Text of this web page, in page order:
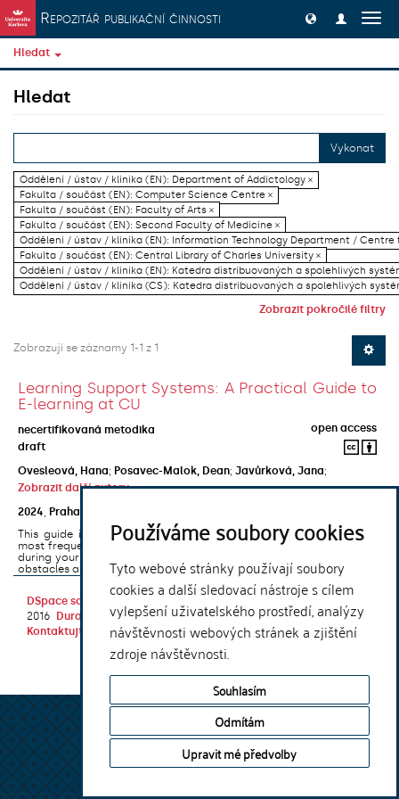
Používáme soubory cookies
Tyto webové stránky používají soubory
cookies a další sledovací nástroje s cílem
vylepšení uživatelského prostředí, analýzy
návštěvnosti webových stránek a zjištění
zdroje návštěvnosti.
Souhlasím
Odmítám
Upravit mé předvolby
Přeskočit na obsah
Repozitář publikační činnosti
Hledat
Hledat
Vykonat
Oddělení / ústav / klinika (EN): Department of Addictology ×
Fakulta / součást (EN): Computer Science Centre ×
Fakulta / součást (EN): Faculty of Arts ×
Fakulta / součást (EN): Second Faculty of Medicine ×
Oddělení / ústav / klinika (EN): Information Technology Department / Centre
Fakulta / součást (EN): Central Library of Charles University ×
Oddělení / ústav / klinika (EN): Katedra distribuovaných a spolehlivých
Oddělení / ústav / klinika (CS): Katedra distribuovaných a spolehlivých
Zobrazit pokročilé filtry
Zobrazují se záznamy 1-1 z 1
Learning Support Systems: A Practical Guide to
E-learning at CU
necertifikovaná metodika
open access
draft
Ovesleová, Hana; Posavec-Malok, Dean; Javůrková, Jana;
Zobrazit další autory
2024
Praha
This guide introduces the e-learning support tools that are used
most frequently at Charles University and that you may encounter
during your studies. It will also help you to avoid the most common
obstacles associated ...
DSpace software
2016
DuraSpace
Kontaktujte nás |Vyjádření názoru
Theme by